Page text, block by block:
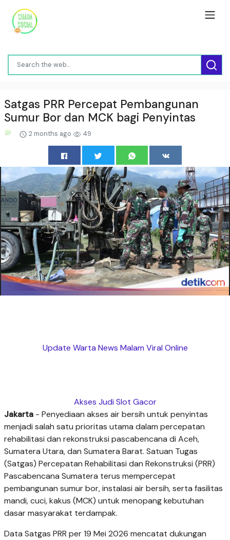
Satgas PRR Percepat Pembangunan
Sumur Bor dan MCK bagi Penyintas
2 months ago 49
Update Warta News Malam Viral Online
Akses Judi Slot Gacor
Jakarta - Penyediaan akses air bersih untuk penyintas
menjadi salah satu prioritas utama dalam percepatan
rehabilitasi dan rekonstruksi pascabencana di Aceh,
Sumatera Utara, dan Sumatera Barat. Satuan Tugas
(Satgas) Percepatan Rehabilitasi dan Rekonstruksi (PRR)
Pascabencana Sumatera terus mempercepat
pembangunan sumur bor, instalasi air bersih, serta fasilitas
mandi, cuci, kakus (MCK) untuk menopang kebutuhan
dasar masyarakat terdampak.
Data Satgas PRR per 19 Mei 2026 mencatat dukungan